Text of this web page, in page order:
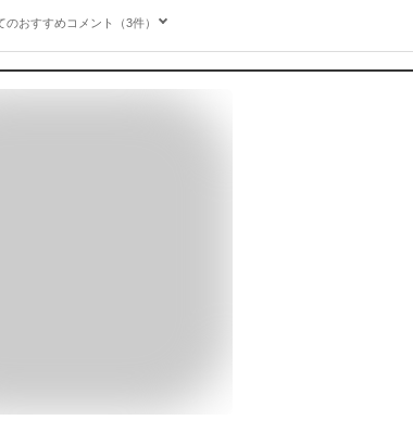
のおすすめコメント（3件）